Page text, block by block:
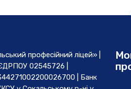
професійний ліцей» |
02545726 |
| Банк